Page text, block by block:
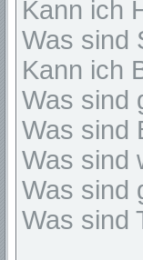
Kann ich
Was sind
Kann ich
Was sind
Was sind
Was sind
Was sind
Was sind